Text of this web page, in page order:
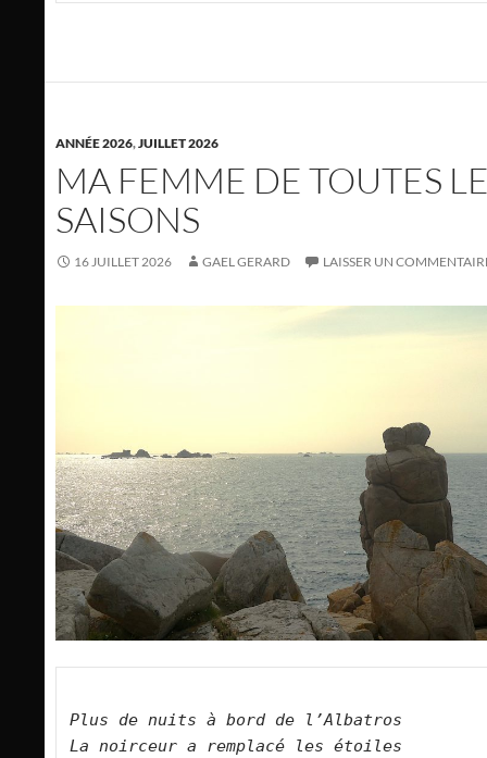
ANNÉE 2026,JUILLET 2026
MA FEMME DE TOUTES
SAISONS
16 JUILLET 2026 GAEL GERARD LAISSER UN
Plus de nuits à bord de l’Albatros
La noirceur a remplacé les étoiles